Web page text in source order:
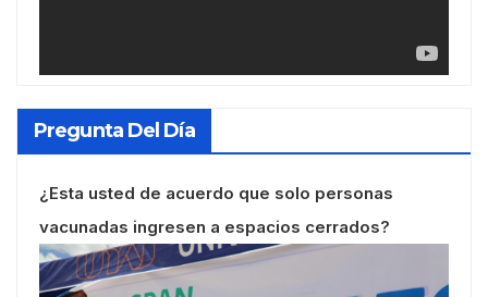
Pregunta Del Día
¿Esta usted de acuerdo que solo personas
vacunadas ingresen a espacios cerrados?